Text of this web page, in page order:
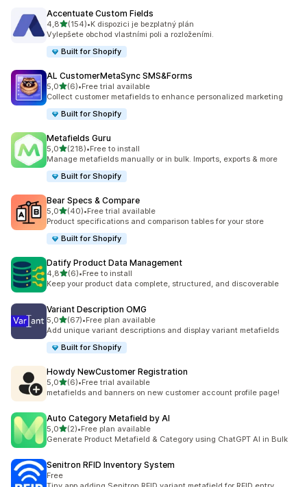
Accentuate Custom Fields
4,8z 5 hvězd
(154)
Celkový počet recenzí: 154
•K dispozici je bezplatný plán
Vylepšete obchod vlastními poli a rozloženími.
Built for Shopify
AL CustomerMetaSync SMS&Forms
5,0z 5 hvězd
(6)
Celkový počet recenzí: 6
•Free trial available
Collect customer metafields to enhance personalized marketing
Built for Shopify
Metafields Guru
5,0z 5 hvězd
(218)
Celkový počet recenzí: 218
•Free to install
Manage metafields manually or in bulk. Imports, exports & more
Built for Shopify
Bear Specs & Compare
5,0z 5 hvězd
(40)
Celkový počet recenzí: 40
•Free trial available
Product specifications and comparison tables for your store
Built for Shopify
Datify Product Data Management
4,8z 5 hvězd
(6)
Celkový počet recenzí: 6
•Free to install
Keep your product data complete, structured, and discoverable
Variant Description OMG
5,0z 5 hvězd
(67)
Celkový počet recenzí: 67
•Free plan available
Add unique variant descriptions and display variant metafields
Built for Shopify
Howdy NewCustomer Registration
5,0z 5 hvězd
(6)
Celkový počet recenzí: 6
•Free trial available
metafields and banners on new customer account profile page!
Auto Category Metafield by AI
5,0z 5 hvězd
(2)
Celkový počet recenzí: 2
•Free plan available
Generate Product Metafield & Category using ChatGPT AI in Bulk
Senitron RFID Inventory System
Free